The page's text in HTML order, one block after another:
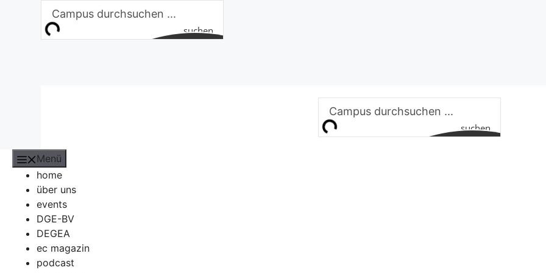
suchen
suchen
Menü
home
über uns
events
DGE-BV
DEGEA
ec magazin
podcast